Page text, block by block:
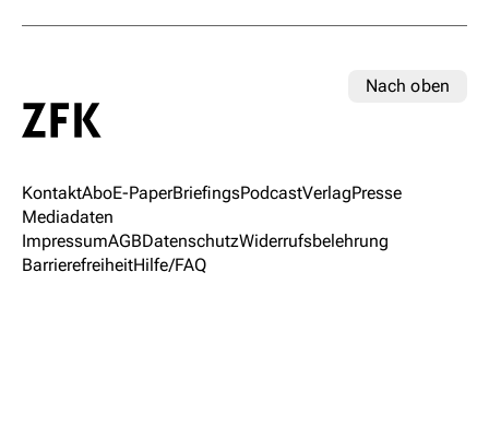
Nach oben
KontaktAboE-PaperBriefingsPodcastVerlagPresse
Mediadaten
ImpressumAGBDatenschutzWiderrufsbelehrung
BarrierefreiheitHilfe/FAQ